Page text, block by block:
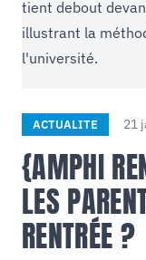
ACTUALITE 21
{AMPHI
LES
RENTRÉE ?